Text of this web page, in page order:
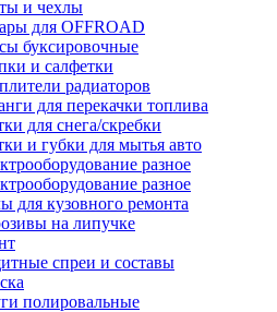
и чехлы
для OFFROAD
буксировочные
и салфетки
радиаторов
для перекачки топлива
для снега/скребки
и губки для мытья авто
разное
разное
для кузовного ремонта
на липучке
спреи и составы
полировальные